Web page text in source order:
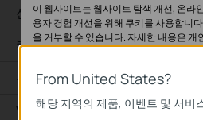
산업용
캠퍼스
유선 라우터
WiFi 라우터
From United States?
해당 지역의 제품, 이벤트 및 서비
이 웹사이트는 웹사이트 탐색 개선, 온라
용자 경험 개선을 위해 쿠키를 사용합니
을 거부할 수 있습니다. 자세한 내용은개
수 있습니다.
기본 쿠키
이 쿠키는 웹사이트가 작동하는 데 필요